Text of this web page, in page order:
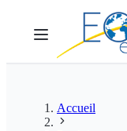
Accueil